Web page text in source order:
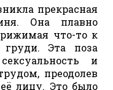
прекрасная
Она плавно
что-то к
груди. Эта поза
и
преодолев
лицу. Это было